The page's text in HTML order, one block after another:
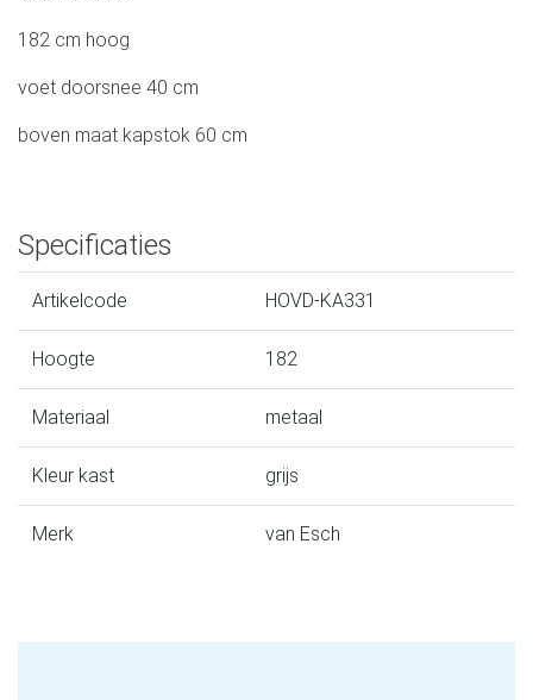
182 cm hoog
voet doorsnee 40 cm
boven maat kapstok 60 cm
Specificaties
Artikelcode HOVD-KA331
Hoogte 182
Materiaal metaal
Kleur kast grijs
Merk van Esch